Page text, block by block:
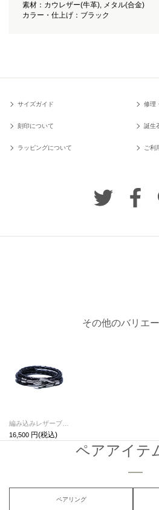
素材：カウレザー(牛革), メタル(合金)
カラー・仕上げ：ブラック
サイズガイド 修理
刻印について 誕生
ラッピングについて ご利
その他のバリエ
編み込みレザーブレスレット3巻-ブラック
16,500
ペアアイテ
ペアリング